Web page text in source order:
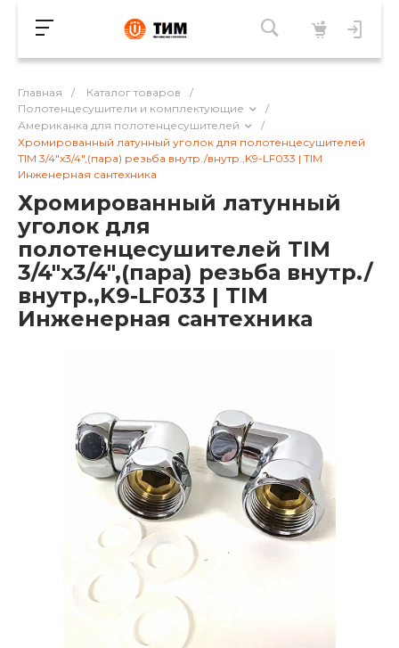
Главная / Каталог товаров
/
Полотенцесушители и комплектующие
/
Американка для полотенцесушителей
/
Хромированный латунный уголок для полотенцесушителей
TIM 3/4"x3/4",(пара) резьба внутр./внутр.,K9-LF033 | TIM
Инженерная сантехника
Хромированный латунный
уголок для
полотенцесушителей TIM
3/4"x3/4",(пара) резьба внутр./
внутр.,K9-LF033 | TIM
Инженерная сантехника